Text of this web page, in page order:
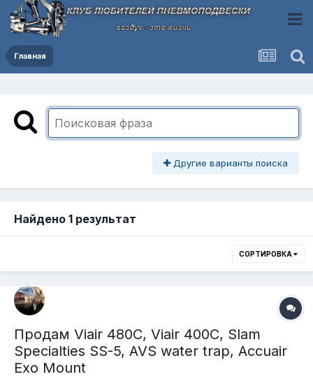
Главная
Другие варианты поиска
Найдено 1 результат
СОРТИРОВКА
Продам Viair 480C, Viair 400C, Slam
Specialties SS-5, AVS water trap, Accuair
Exo Mount